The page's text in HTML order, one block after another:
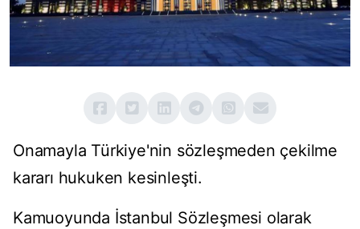
Onamayla Türkiye'nin sözleşmeden çekilme
kararı hukuken kesinleşti.
Kamuoyunda İstanbul Sözleşmesi olarak